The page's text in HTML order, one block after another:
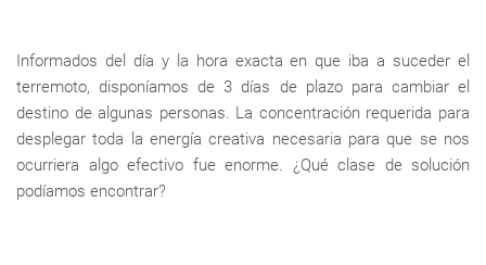
Informados del día y la hora exacta en que iba a suceder el
terremoto, disponíamos de 3 días de plazo para cambiar el
destino de algunas personas. La concentración requerida para
desplegar toda la energía creativa necesaria para que se nos
ocurriera algo efectivo fue enorme. ¿Qué clase de solución
podíamos encontrar?